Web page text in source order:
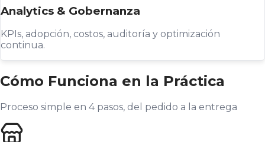
Analytics & Gobernanza
KPIs, adopción, costos, auditoría y optimización
continua.
Cómo Funciona en la Práctica
Proceso simple en 4 pasos, del pedido a la entrega